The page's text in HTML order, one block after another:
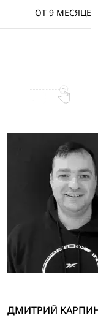
ОТ 9 МЕСЯЦЕВ
ДМИТРИЙ